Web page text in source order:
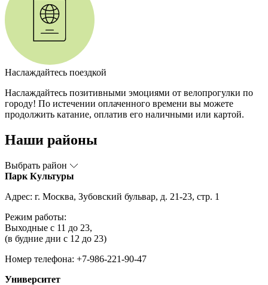
Наслаждайтесь поездкой
Наслаждайтесь позитивными эмоциями от велопрогулки по
городу! По истечении оплаченного времени вы можете
продолжить катание, оплатив его наличными или картой.
Наши районы
Выбрать район
Парк Культуры
Адрес: г. Москва, Зубовский бульвар, д. 21-23, стр. 1
Режим работы:
Выходные с 11 до 23,
(в будние дни с 12 до 23)
Номер телефона: +7-986-221-90-47
Университет